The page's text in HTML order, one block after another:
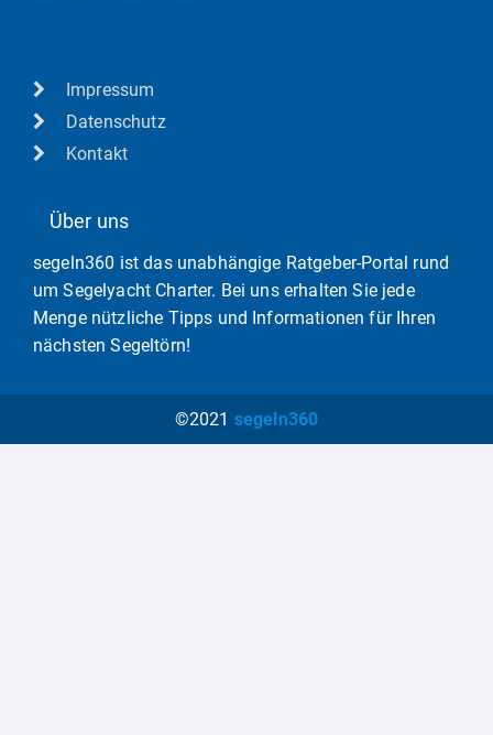
Impressum
Datenschutz
Kontakt
Über uns
segeln360 ist das unabhängige Ratgeber-Portal rund
um Segelyacht Charter. Bei uns erhalten Sie jede
Menge nützliche Tipps und Informationen für Ihren
nächsten Segeltörn!
©2021 segeln360